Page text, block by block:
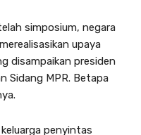
simposium, negara
upaya
disampaikan presiden
Sidang MPR. Betapa
penyintas